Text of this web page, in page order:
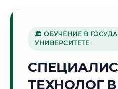
Г.
🏛 ОБУЧЕНИЕ В
УНИВЕРСИТЕТЕ
ТЕХНОЛОГ